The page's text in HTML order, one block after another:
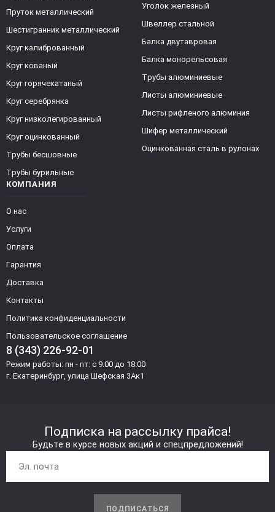
КОМПАНИЯ
О нас
Услуги
Оплата
Гарантия
Доставка
Контакты
Политика конфиденциальности
Пользовательское соглашение
8 (343) 226-92-01
Режим работы: пн - пт: с 9.00 до 18.00
г. Екатеринбург, улица Шефская 3Ак1
Пруток металлический
Шестигранник металлический
Круг калиброванный
Круг кованый
Круг горячекатаный
Круг серебрянка
Круг низколегированный
Круг оцинкованный
Трубы бесшовные
Трубы бурильные
Уголок железный
Швеллер стальной
Балка двутавровая
Балка монорельсовая
Трубы алюминиевые
Листы алюминиевые
Листы рифленого алюминия
Шифер металлический
Оцинкованная сталь в рулонах
Подписка на рассылку прайса!
Будьте в курсе новых акций и спецпредложений!
ПОДПИСАТЬСЯ